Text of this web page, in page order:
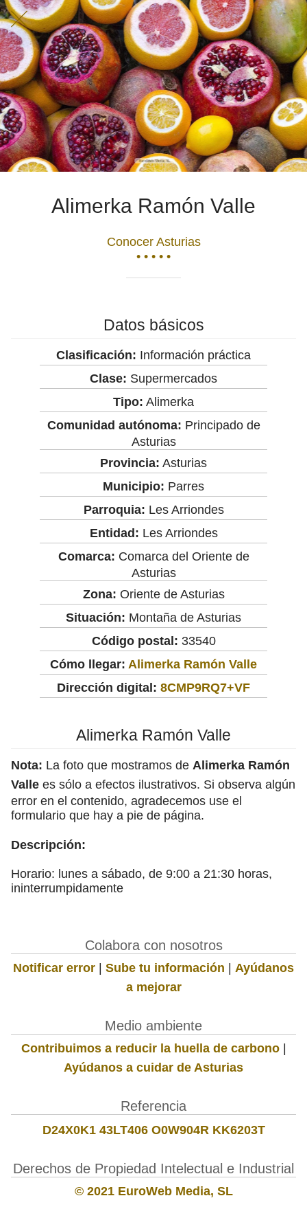
Alimerka Ramón Valle
Conocer Asturias
• • • • •
Datos básicos
Clasificación: Información práctica
Clase: Supermercados
Tipo: Alimerka
Comunidad autónoma: Principado de
Asturias
Provincia: Asturias
Municipio: Parres
Parroquia: Les Arriondes
Entidad: Les Arriondes
Comarca: Comarca del Oriente de
Asturias
Zona: Oriente de Asturias
Situación: Montaña de Asturias
Código postal: 33540
Cómo llegar: Alimerka Ramón Valle
Dirección digital: 8CMP9RQ7+VF
Alimerka Ramón Valle
Nota: La foto que mostramos de Alimerka Ramón
Valle es sólo a efectos ilustrativos. Si observa algún
error en el contenido, agradecemos use el
formulario que hay a pie de página.
Descripción:
Horario: lunes a sábado, de 9:00 a 21:30 horas,
ininterrumpidamente
Colabora con nosotros
Notificar error | Sube tu información | Ayúdanos
a mejorar
Medio ambiente
Contribuimos a reducir la huella de carbono|
Ayúdanos a cuidar de Asturias
Referencia
D24X0K1 43LT406 O0W904R KK6203T
Derechos de Propiedad Intelectual e Industrial
© 2021 EuroWeb Media, SL